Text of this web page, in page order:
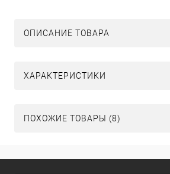
ОПИСАНИЕ ТОВАРА
ХАРАКТЕРИСТИКИ
ПОХОЖИЕ ТОВАРЫ (8)